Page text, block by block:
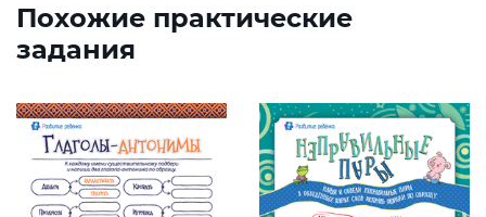
Похожие практические
задания